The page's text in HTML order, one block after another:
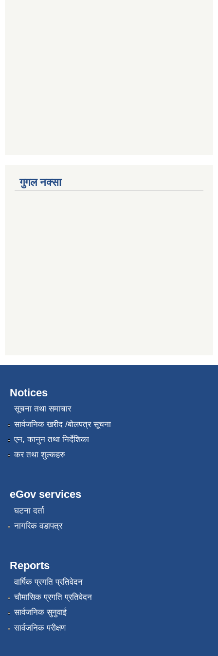
गुगल नक्सा
Notices
सूचना तथा समाचार
सार्वजनिक खरीद /बोलपत्र सूचना
एन, कानुन तथा निर्देशिका
कर तथा शुल्कहरु
eGov services
घटना दर्ता
नागरिक वडापत्र
Reports
वार्षिक प्रगति प्रतिवेदन
चौमासिक प्रगति प्रतिवेदन
सार्वजनिक सुनुवाई
सार्वजनिक परीक्षण